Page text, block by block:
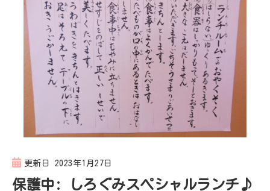
更新日 2023年1月27日
保護中: しろぐみスペシャルランチ♪